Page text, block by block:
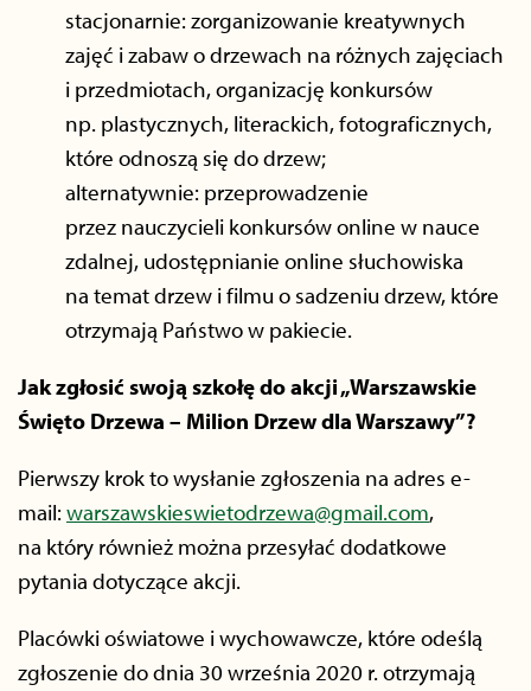
stacjonarnie: zorganizowanie kreatywnych
zajęć i zabaw o drzewach na różnych zajęciach
i przedmiotach, organizację konkursów
np. plastycznych, literackich, fotograficznych,
które odnoszą się do drzew;
alternatywnie: przeprowadzenie
przez nauczycieli konkursów online w nauce
zdalnej, udostępnianie online słuchowiska
na temat drzew i filmu o sadzeniu drzew, które
otrzymają Państwo w pakiecie.
Jak zgłosić swoją szkołę do akcji „Warszawskie
Święto Drzewa – Milion Drzew dla Warszawy”?
Pierwszy krok to wysłanie zgłoszenia na adres e-
mail:warszawskieswietodrzewa@gmail.com,
na który również można przesyłać dodatkowe
pytania dotyczące akcji.
Placówki oświatowe i wychowawcze, które odeślą
zgłoszenie do dnia 30 września 2020 r. otrzymają